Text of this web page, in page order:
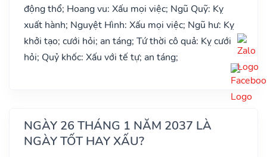
động thổ; Hoang vu: Xấu mọi việc; Ngũ Quỹ: Kỵ
xuất hành; Nguyệt Hình: Xấu mọi việc; Ngũ hư: Kỵ
khởi tạo; cưới hỏi; an táng; Tứ thời cô quả: Kỵ cưới
hỏi; Quỷ khốc: Xấu với tế tự; an táng;
NGÀY 26 THÁNG 1 NĂM 2037 LÀ
NGÀY TỐT HAY XẤU?